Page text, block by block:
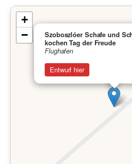
Szoboszlóer Schafe und
kochen Tag der Freude
Flughafen
Entwurf hier
+
−